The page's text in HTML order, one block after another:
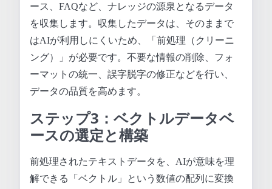
ース、FAQなど、ナレッジの源泉となるデータ
を収集します。収集したデータは、そのままで
はAIが利用しにくいため、「前処理（クリーニ
ング）」が必要です。不要な情報の削除、フォ
ーマットの統一、誤字脱字の修正などを行い、
データの品質を高めます。
ステップ3：ベクトルデータベ
ースの選定と構築
前処理されたテキストデータを、AIが意味を理
解できる「ベクトル」という数値の配列に変換